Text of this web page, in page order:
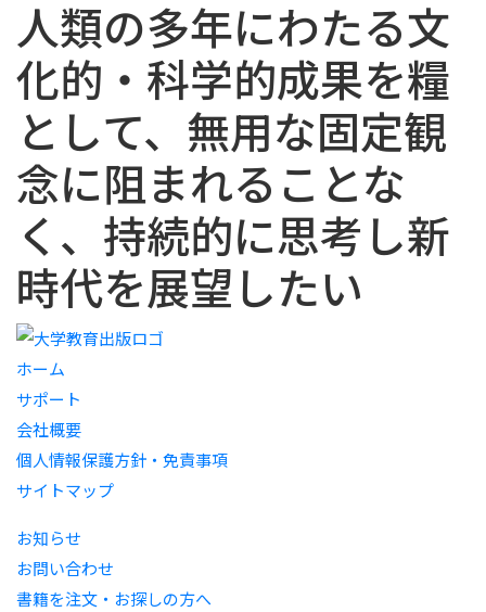
人類の多年にわたる文
化的・科学的成果を糧
として、無用な固定観
念に阻まれることな
く、持続的に思考し新
時代を展望したい
ホーム
サポート
会社概要
個人情報保護方針・免責事項
サイトマップ
お知らせ
お問い合わせ
書籍を注文・お探しの方へ